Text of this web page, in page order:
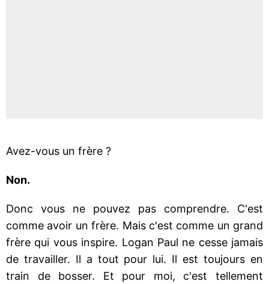
Avez-vous un frère ?
Non.
Donc vous ne pouvez pas comprendre. C'est
comme avoir un frère. Mais c'est comme un grand
frère qui vous inspire. Logan Paul ne cesse jamais
de travailler. Il a tout pour lui. Il est toujours en
train de bosser. Et pour moi, c'est tellement